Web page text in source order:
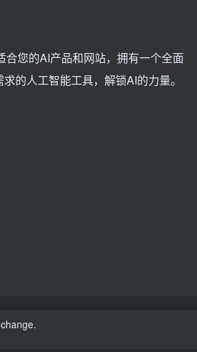
您的AI产品和网站，拥有一个全面
的人工智能工具，解锁AI的力量。